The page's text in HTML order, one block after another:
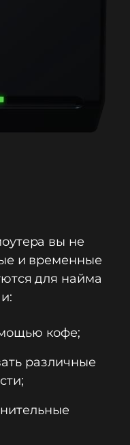
вы не
и временные
для найма
кофе;
различные